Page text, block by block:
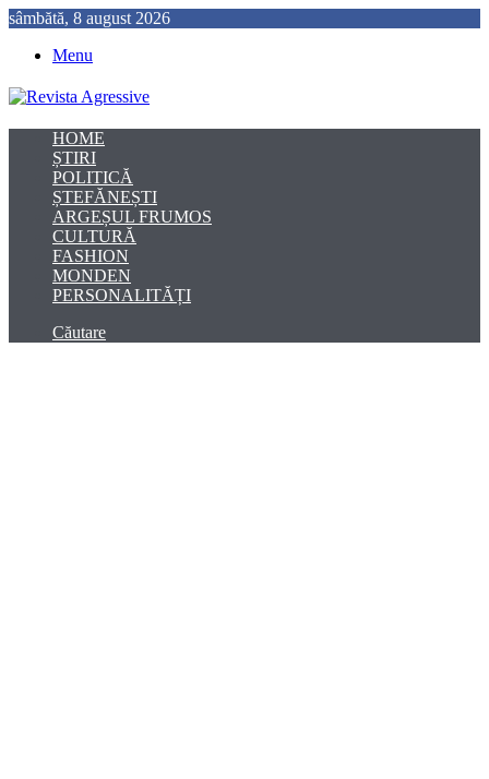
sâmbătă, 8 august 2026
Menu
HOME
ȘTIRI
POLITICĂ
ȘTEFĂNEȘTI
ARGEȘUL FRUMOS
CULTURĂ
FASHION
MONDEN
PERSONALITĂȚI
Căutare